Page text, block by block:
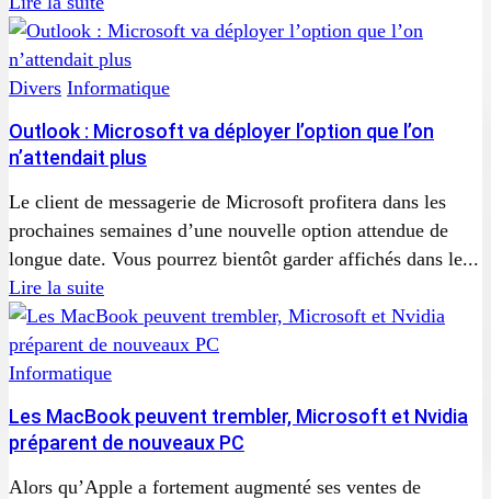
Divers Informatique
Outlook : Microsoft va déployer l’option que l’on
n’attendait plus
Le client de messagerie de Microsoft profitera dans les
prochaines semaines d’une nouvelle option attendue de
longue date. Vous pourrez bientôt garder affichés dans le...
Lire la suite
Informatique
Les MacBook peuvent trembler, Microsoft et Nvidia
préparent de nouveaux PC
Alors qu’Apple a fortement augmenté ses ventes de